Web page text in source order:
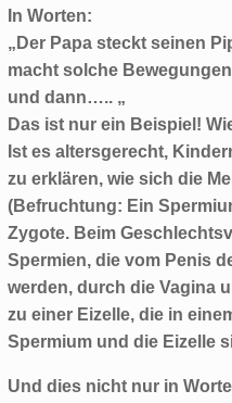
In Worten:
„Der Papa steckt seinen
macht solche
und dann….. „
Das ist nur ein Beispiel!
Ist es altersgerecht,
zu erklären, wie sich die
(Befruchtung: Ein
Zygote. Beim
Spermien, die vom Penis
werden, durch die Vagina
zu einer Eizelle, die in
Spermium und die Eizelle
Und dies nicht nur in